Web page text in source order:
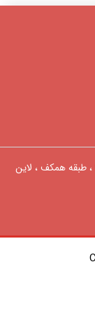
شعبه مرکزی: هرمزگان ، قشم ، مجتمع سیتی سنتر 1 ، طبقه همکف ، لاین